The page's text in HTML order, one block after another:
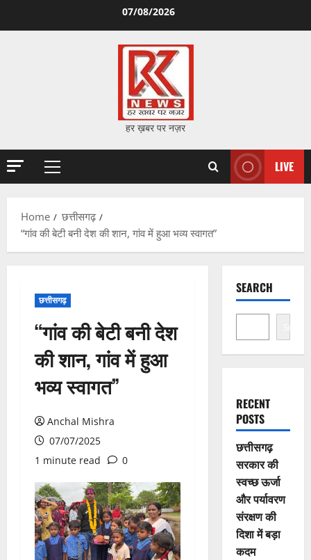
07/08/2026
हर ख़बर पर नज़र
Primary
LIVE
Home
छत्तीसगढ़
“गांव की बेटी बनी देश की शान, गांव में हुआ भव्य स्वागत”
छत्तीसगढ़
“गांव की बेटी बनी देश
की शान, गांव में हुआ
भव्य स्वागत”
Anchal Mishra
07/07/2025
1 minute read
0
SEARCH
Search
RECENT
POSTS
छत्तीसगढ़
सरकार की
स्वच्छ ऊर्जा
और पर्यावरण
संरक्षण की
दिशा में बड़ा
कदम